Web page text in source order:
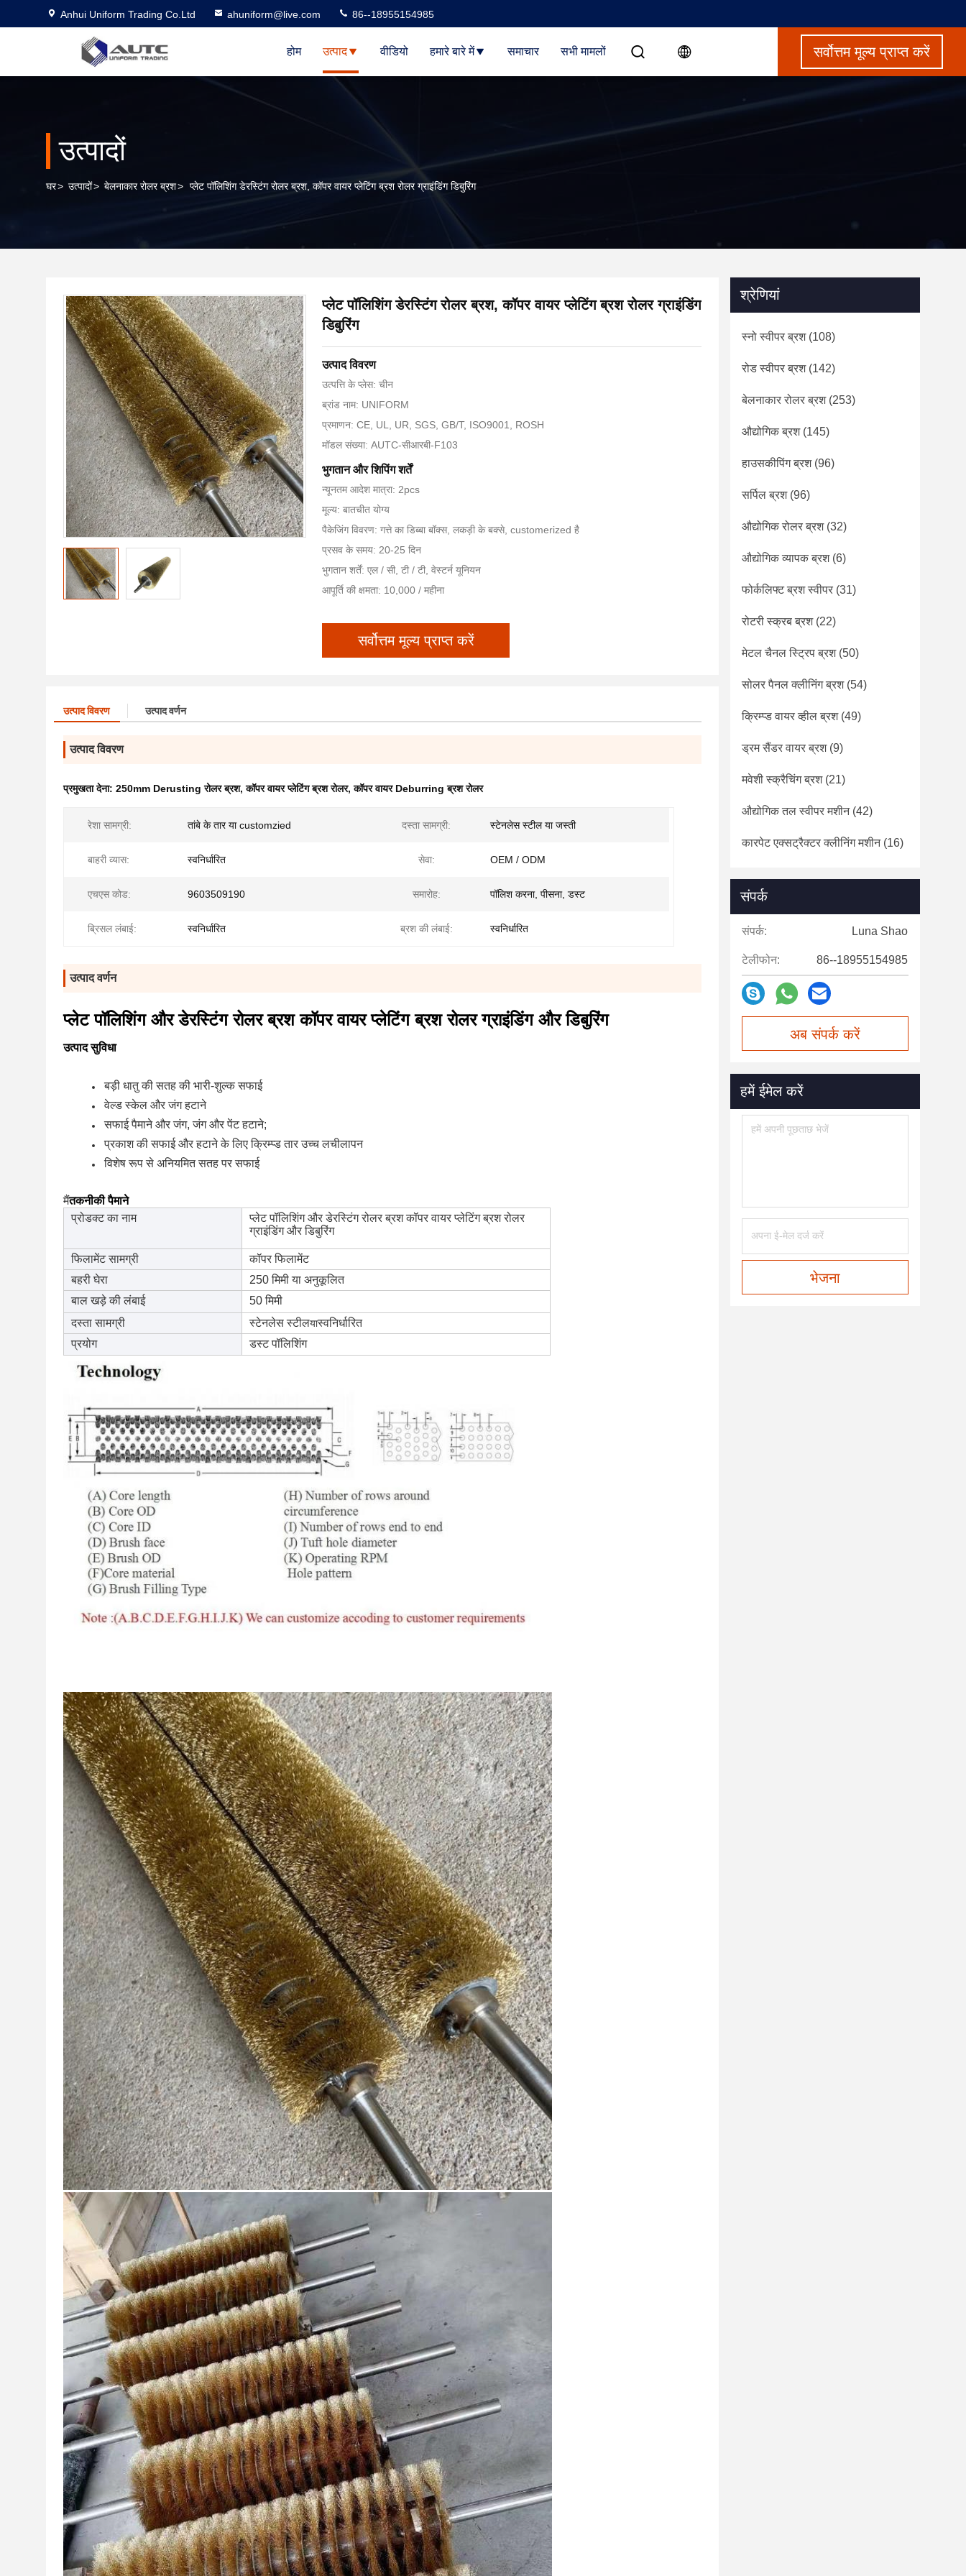
Anhui Uniform Trading Co.Ltd ahuniform@live.com 86--18955154985
होम उत्पाद वीडियो हमारे बारे में समाचार सभी मामलों सर्वोत्तम मूल्य प्राप्त करें
उत्पादों
घर> उत्पादों> बेलनाकार रोलर ब्रश> प्लेट पॉलिशिंग डेरस्टिंग रोलर ब्रश, कॉपर वायर प्लेटिंग ब्रश रोलर ग्राइंडिंग डिबुरिंग
प्लेट पॉलिशिंग डेरस्टिंग रोलर ब्रश, कॉपर वायर प्लेटिंग ब्रश रोलर ग्राइंडिंग
डिबुरिंग
उत्पाद विवरण
उत्पत्ति के प्लेस: चीन
ब्रांड नाम: UNIFORM
प्रमाणन: CE, UL, UR, SGS, GB/T, ISO9001, ROSH
मॉडल संख्या: AUTC-सीआरबी-F103
भुगतान और शिपिंग शर्तें
न्यूनतम आदेश मात्रा: 2pcs
मूल्य: बातचीत योग्य
पैकेजिंग विवरण: गत्ते का डिब्बा बॉक्स, लकड़ी के बक्से, customerized है
प्रसव के समय: 20-25 दिन
भुगतान शर्तें: एल / सी, टी / टी, वेस्टर्न यूनियन
आपूर्ति की क्षमता: 10,000 / महीना
सर्वोत्तम मूल्य प्राप्त करें
उत्पाद विवरण उत्पाद वर्णन
उत्पाद विवरण
प्रमुखता देना: 250mm Derusting रोलर ब्रश,कॉपर वायर प्लेटिंग ब्रश रोलर,कॉपर वायर Deburring ब्रश रोलर
रेशा सामग्री: तांबे के तार या customzied दस्ता सामग्री: स्टेनलेस स्टील या जस्ती
बाहरी व्यास: स्वनिर्धारित सेवा: OEM / ODM
एचएस कोड: 9603509190 समारोह: पॉलिश करना, पीसना, डस्ट
ब्रिसल लंबाई: स्वनिर्धारित ब्रश की लंबाई: स्वनिर्धारित
उत्पाद वर्णन
प्लेट पॉलिशिंग और डेरस्टिंग रोलर ब्रश कॉपर वायर प्लेटिंग ब्रश रोलर ग्राइंडिंग और डिबुरिंग
उत्पाद सुविधा
बड़ी धातु की सतह की भारी-शुल्क सफाई
वेल्ड स्केल और जंग हटाने
सफाई पैमाने और जंग, जंग और पेंट हटाने;
प्रकाश की सफाई और हटाने के लिए क्रिम्प्ड तार उच्च लचीलापन
विशेष रूप से अनियमित सतह पर सफाई
मैंतकनीकी पैमाने
प्रोडक्ट का नाम
प्लेट पॉलिशिंग और डेरस्टिंग रोलर ब्रश कॉपर वायर प्लेटिंग ब्रश रोलर
ग्राइंडिंग और डिबुरिंग
फिलामेंट सामग्री
कॉपर फिलामेंट
बहरी घेरा
250 मिमी या अनुकूलित
बाल खड़े की लंबाई
50 मिमी
दस्ता सामग्री
स्टेनलेस स्टीलयास्वनिर्धारित
प्रयोग
डस्ट पॉलिशिंग
श्रेणियां
स्नो स्वीपर ब्रश(108)
रोड स्वीपर ब्रश(142)
बेलनाकार रोलर ब्रश(253)
औद्योगिक ब्रश(145)
हाउसकीपिंग ब्रश(96)
सर्पिल ब्रश(96)
औद्योगिक रोलर ब्रश(32)
औद्योगिक व्यापक ब्रश(6)
फोर्कलिफ्ट ब्रश स्वीपर (31)
रोटरी स्क्रब ब्रश(22)
मेटल चैनल स्ट्रिप ब्रश(50)
सोलर पैनल क्लीनिंग ब्रश(54)
क्रिम्प्ड वायर व्हील ब्रश(49)
ड्रम सैंडर वायर ब्रश(9)
मवेशी स्क्रैचिंग ब्रश(21)
औद्योगिक तल स्वीपर मशीन(42)
कारपेट एक्सट्रैक्टर क्लीनिंग मशीन(16)
संपर्क
संपर्क: Luna Shao
टेलीफोन: 86--18955154985
अब संपर्क करें
हमें ईमेल करें
भेजना